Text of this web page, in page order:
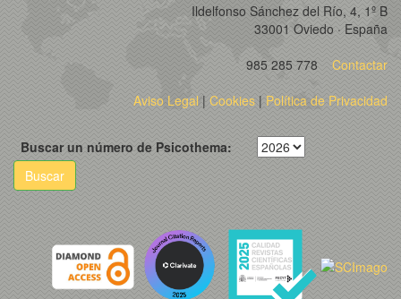
Ildelfonso Sánchez del Río, 4, 1º B
33001 Oviedo · España
985 285 778
Contactar
Aviso Legal| Cookies | Política de Privacidad
Buscar un número de Psicothema:
Buscar